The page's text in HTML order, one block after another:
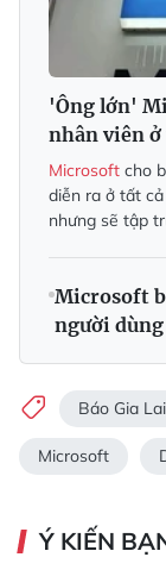
'Ông lớn'
nhân viên ở
Microsoft cho
diễn ra ở tất
nhưng sẽ tập
Microsoft
người dùng
Báo Gia Lai
Microsoft
Ý KIẾN